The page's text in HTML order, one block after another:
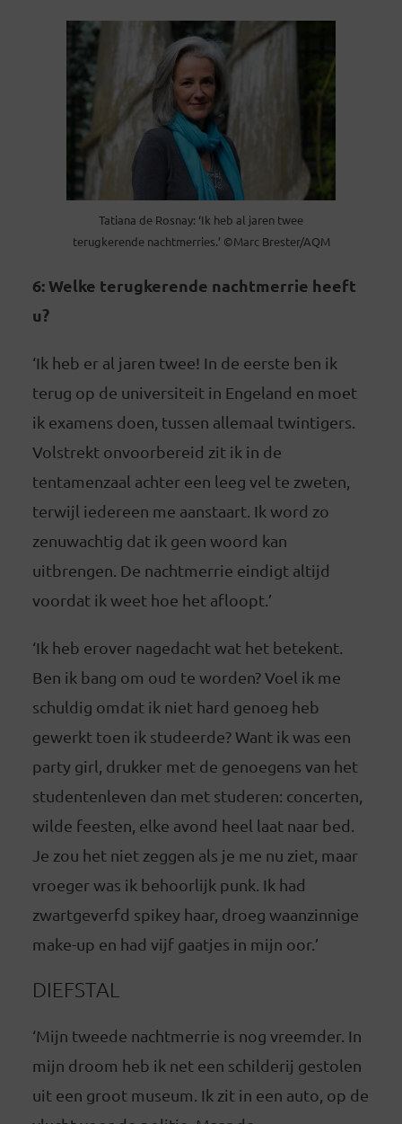
Tatiana de Rosnay: ‘Ik heb al jaren twee
terugkerende nachtmerries.’ ©Marc Brester/AQM
6: Welke terugkerende nachtmerrie heeft
u?
‘Ik heb er al jaren twee! In de eerste ben ik
terug op de universiteit in Engeland en moet
ik examens doen, tussen allemaal twintigers.
Volstrekt onvoorbereid zit ik in de
tentamenzaal achter een leeg vel te zweten,
terwijl iedereen me aanstaart. Ik word zo
zenuwachtig dat ik geen woord kan
uitbrengen. De nachtmerrie eindigt altijd
voordat ik weet hoe het afloopt.’
‘Ik heb erover nagedacht wat het betekent.
Ben ik bang om oud te worden? Voel ik me
schuldig omdat ik niet hard genoeg heb
gewerkt toen ik studeerde? Want ik was een
party girl, drukker met de genoegens van het
studentenleven dan met studeren: concerten,
wilde feesten, elke avond heel laat naar bed.
Je zou het niet zeggen als je me nu ziet, maar
vroeger was ik behoorlijk punk. Ik had
zwartgeverfd spikey haar, droeg waanzinnige
make-up en had vijf gaatjes in mijn oor.’
DIEFSTAL
‘Mijn tweede nachtmerrie is nog vreemder. In
mijn droom heb ik net een schilderij gestolen
uit een groot museum. Ik zit in een auto, op de